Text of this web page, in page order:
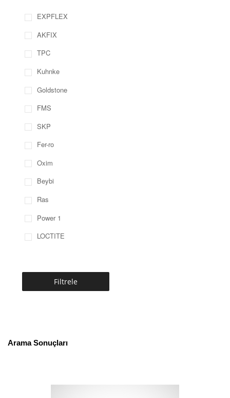
EXPFLEX
AKFIX
TPC
Kuhnke
Goldstone
FMS
SKP
Fer-ro
Oxim
Beybi
Ras
Power 1
LOCTITE
Filtrele
Arama Sonuçları